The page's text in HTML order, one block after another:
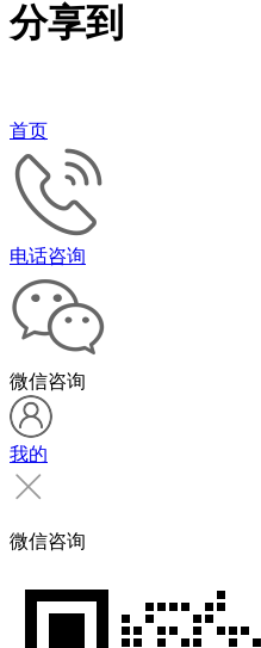
分享到
首页
电话咨询
微信咨询
我的
微信咨询